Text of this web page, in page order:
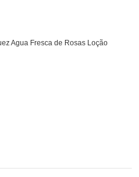
Agua Fresca de Rosas Loção